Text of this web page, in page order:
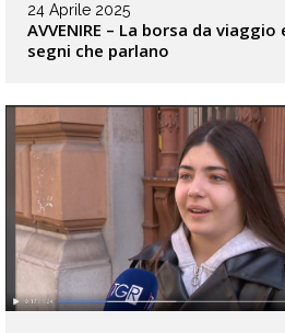
24 Aprile 2025
AVVENIRE – La borsa da
segni che parlano